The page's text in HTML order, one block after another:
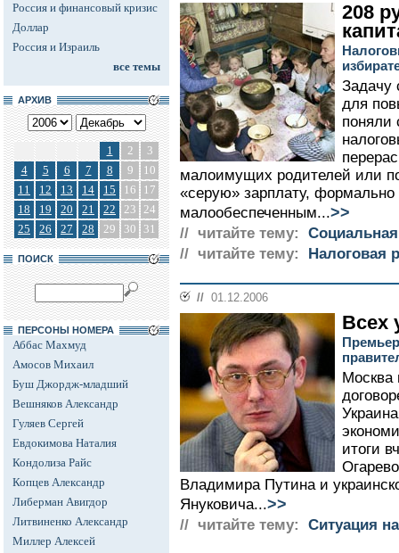
Россия и финансовый кризис
Доллар
Россия и Израиль
все темы
АРХИВ
1 2
3
4
5 6 7 8 9
10
11
12 13 14 15 16
17
18
19 20 21 22 23 24
25
26 27 28 29 30 31
ПОИСК
ПЕРСОНЫ НОМЕРА
Аббас Махмуд
Амосов Михаил
Буш Джордж-младший
Вешняков Александр
Гуляев Сергей
Евдокимова Наталия
Кондолиза Райс
Копцев Александр
Либерман Авигдор
Литвиненко Александр
Миллер Алексей
208
Задачу
для
поняли
малоимущих родителей или
«серую» зарплату, формально
малообеспеченным...>>
// читайте тему:
// читайте тему:
Налоговая
// 01.12.2006
Всех
Москва
итоги
Владимира Путина и
Януковича...>>
// читайте тему: Ситуация